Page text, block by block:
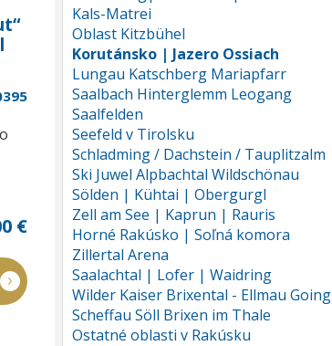
€
Kals-Matrei
Oblast Kitzbühel
Korutánsko | Jazero Ossiach
Lungau Katschberg Mariapfarr
Saalbach Hinterglemm Leogang
Saalfelden
Seefeld v Tirolsku
Schladming / Dachstein / Tauplitzalm
Ski Juwel Alpbachtal Wildschönau
Sölden | Kühtai | Obergurgl
Zell am See | Kaprun | Rauris
Horné Rakúsko | Soľná komora
Zillertal Arena
Saalachtal | Lofer | Waidring
Wilder Kaiser Brixental - Ellmau Going
Scheffau Söll Brixen im Thale
Ostatné oblasti v Rakúsku